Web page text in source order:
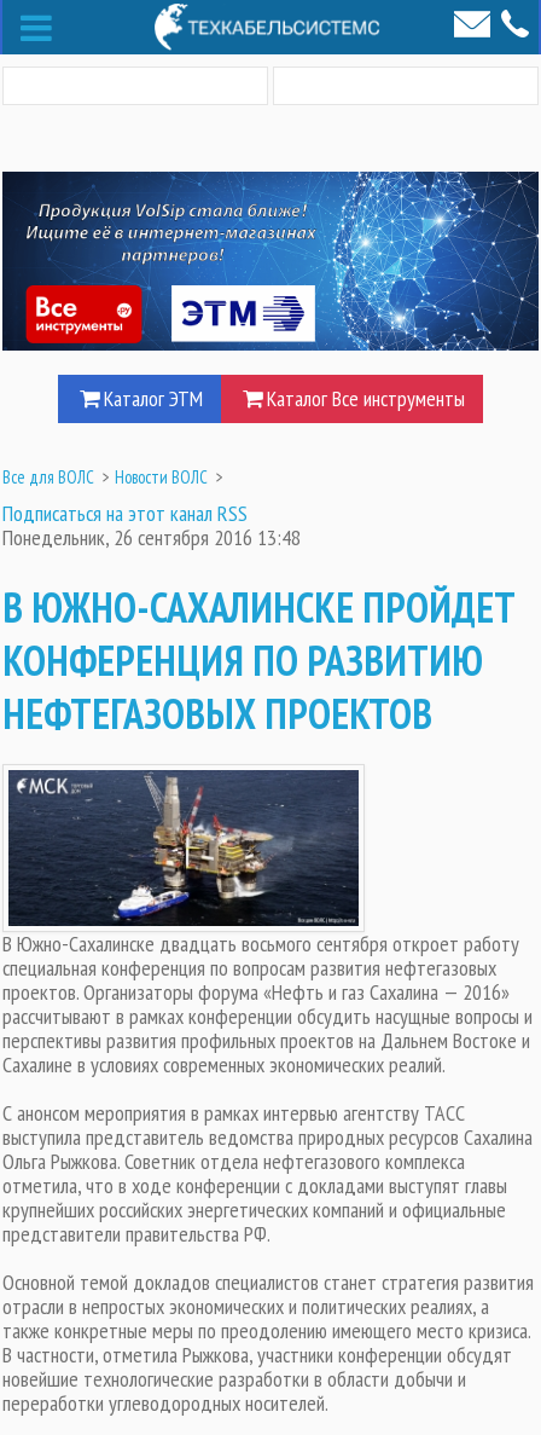
Каталог ЭТМ Каталог Все инструменты
Все для ВОЛС > Новости ВОЛС >
Подписаться на этот канал RSS
Понедельник, 26 сентября 2016 13:48
В ЮЖНО-САХАЛИНСКЕ ПРОЙДЕТ
КОНФЕРЕНЦИЯ ПО РАЗВИТИЮ
НЕФТЕГАЗОВЫХ ПРОЕКТОВ
В Южно-Сахалинске двадцать восьмого сентября откроет работу
специальная конференция по вопросам развития нефтегазовых
проектов. Организаторы форума «Нефть и газ Сахалина — 2016»
рассчитывают в рамках конференции обсудить насущные вопросы и
перспективы развития профильных проектов на Дальнем Востоке и
Сахалине в условиях современных экономических реалий.
С анонсом мероприятия в рамках интервью агентству ТАСС
выступила представитель ведомства природных ресурсов Сахалина
Ольга Рыжкова. Советник отдела нефтегазового комплекса
отметила, что в ходе конференции с докладами выступят главы
крупнейших российских энергетических компаний и официальные
представители правительства РФ.
Основной темой докладов специалистов станет стратегия развития
отрасли в непростых экономических и политических реалиях, а
также конкретные меры по преодолению имеющего место кризиса.
В частности, отметила Рыжкова, участники конференции обсудят
новейшие технологические разработки в области добычи и
переработки углеводородных носителей.